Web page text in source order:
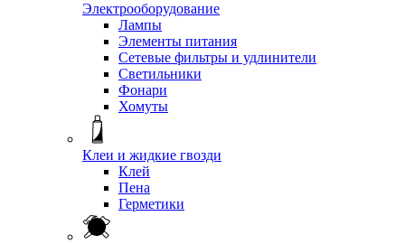
Электрооборудование
Лампы
Элементы питания
Сетевые фильтры и удлинители
Светильники
Фонари
Хомуты
Клеи и жидкие гвозди
Клей
Пена
Герметики